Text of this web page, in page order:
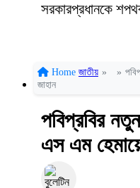
সরকারপ্রধানকে
Home জাতীয় » »
জাহান
পবিপ্রবির
এস এম